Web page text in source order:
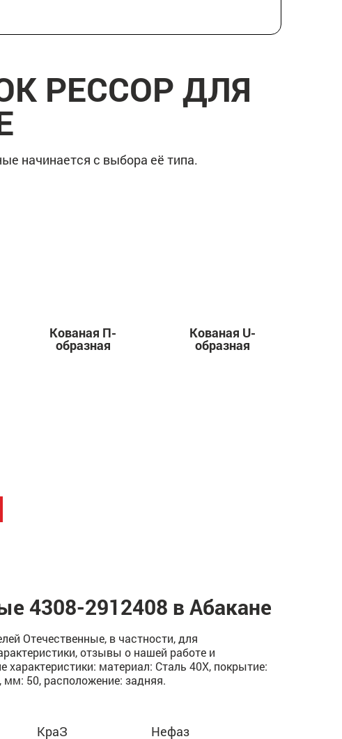
РЕССОР ДЛЯ
начинается с выбора её типа.
Кованая П-
образная
Кованая U-
образная
4308-2912408 в Абакане
Отечественные, в частности, для
отзывы о нашей работе и
материал: Сталь 40Х, покрытие:
50, расположение: задняя.
КраЗ Нефаз